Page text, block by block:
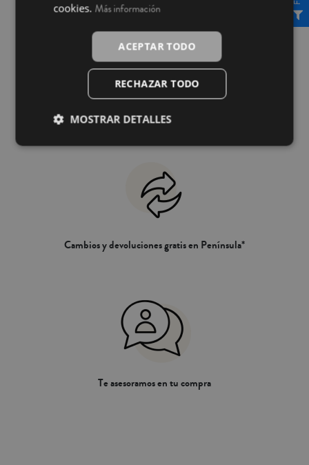
Cambios y devoluciones gratis en Península*
Te asesoramos en tu compra
cookies. Más información
ACEPTAR TODO
RECHAZAR TODO
MOSTRAR DETALLES